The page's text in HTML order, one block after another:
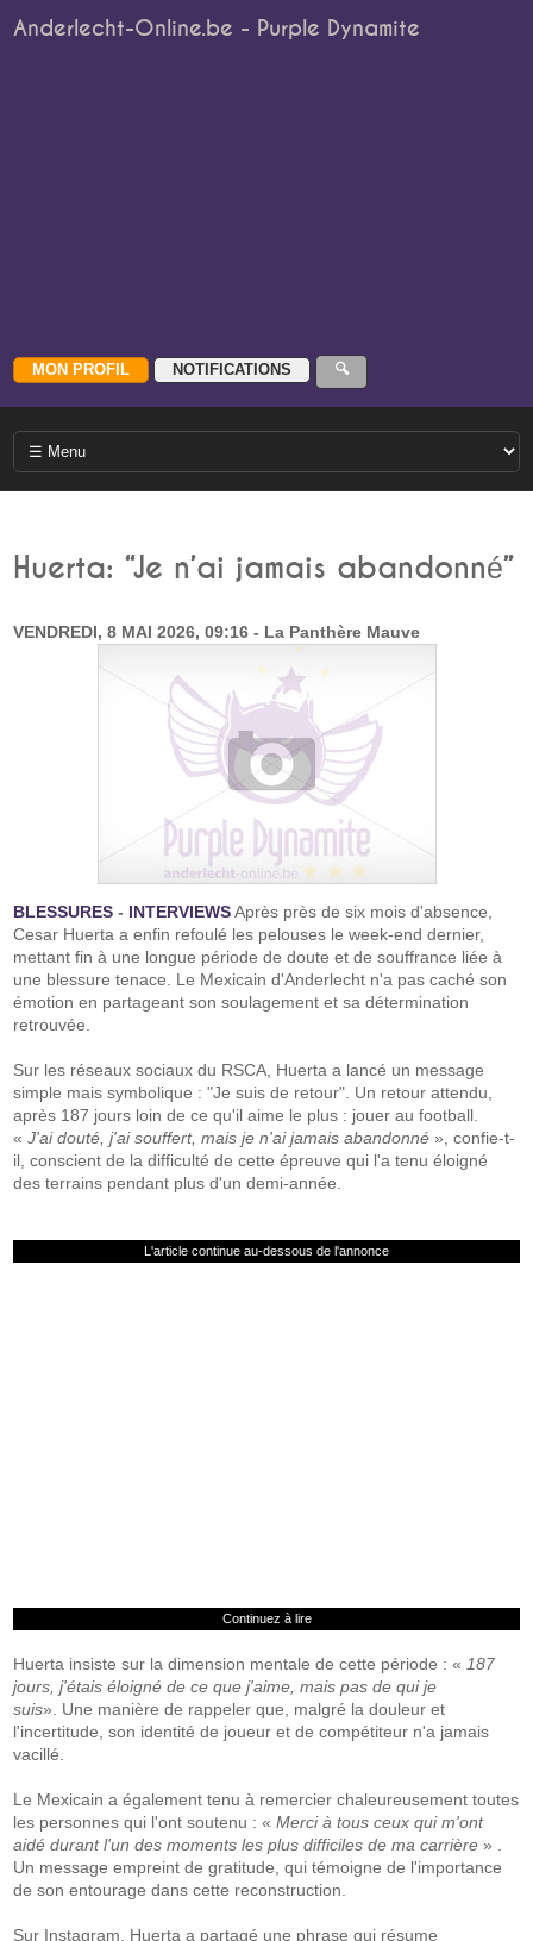
Anderlecht-Online.be - Purple Dynamite
Huerta: “Je n’ai jamais abandonné”
VENDREDI, 8 MAI 2026, 09:16 - La Panthère Mauve
BLESSURES - INTERVIEWSAprès près de six mois d'absence,
Cesar Huerta a enfin refoulé les pelouses le week-end dernier,
mettant fin à une longue période de doute et de souffrance liée à
une blessure tenace. Le Mexicain d'Anderlecht n'a pas caché son
émotion en partageant son soulagement et sa détermination
retrouvée.
Sur les réseaux sociaux du RSCA, Huerta a lancé un message
simple mais symbolique : "Je suis de retour". Un retour attendu,
après 187 jours loin de ce qu'il aime le plus : jouer au football.
«J'ai douté, j'ai souffert, mais je n'ai jamais abandonné », confie-t-
il, conscient de la difficulté de cette épreuve qui l'a tenu éloigné
des terrains pendant plus d'un demi‑année.
L'article continue au-dessous de l'annonce
Continuez à lire
Huerta insiste sur la dimension mentale de cette période : « 187
jours, j'étais éloigné de ce que j'aime, mais pas de qui je
suis». Une manière de rappeler que, malgré la douleur et
l'incertitude, son identité de joueur et de compétiteur n'a jamais
vacillé.
Le Mexicain a également tenu à remercier chaleureusement toutes
les personnes qui l'ont soutenu : «Merci à tous ceux qui m'ont
aidé durant l'un des moments les plus difficiles de ma carrière » .
Un message empreint de gratitude, qui témoigne de l'importance
de son entourage dans cette reconstruction.
Sur Instagram, Huerta a partagé une phrase qui résume